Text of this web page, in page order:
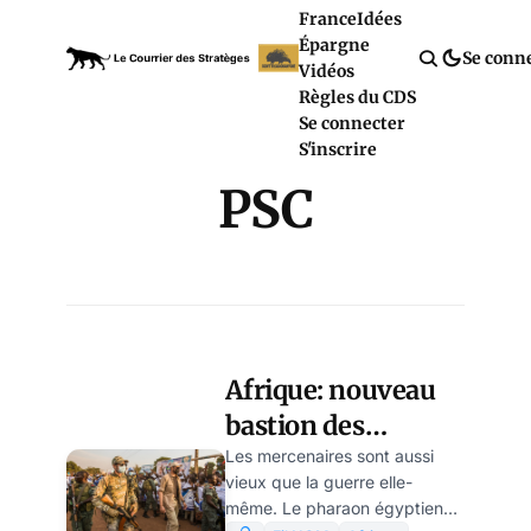
FranceIdées
Épargne
Vidéos
Règles du CDS
Se connecter
S'inscrire
Se
PSC
Afrique: nouveau
bastion des
sociétés de sécurité
privées, par Anton
Les mercenaires sont aussi
vieux que la guerre elle-
même. Le pharaon égyptien